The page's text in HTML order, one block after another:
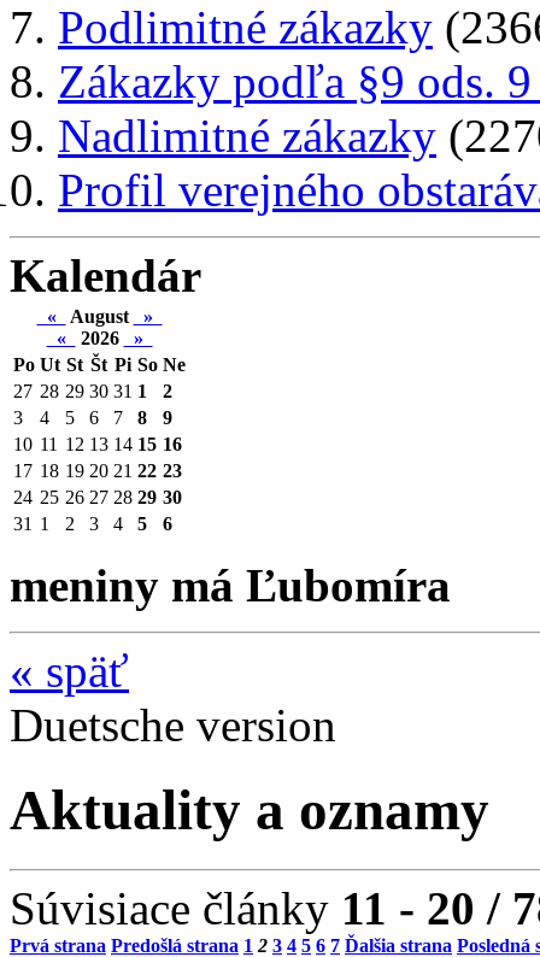
Podlimitné zákazky
Zákazky podľa §9 ods.
Nadlimitné zákazky
Profil verejného
Kalendár
« August
»
«
2026
»
Po Ut St Št Pi So Ne
27 28 29 30 31 1
2
3
4 5 6 7 8
9
10 11 12 13 14 15 16
17 18 19 20 21 22 23
24 25 26 27 28 29 30
31 1 2 3 4 5 6
meniny má Ľubomíra
« späť
Duetsche version
Aktuality a oznamy
Súvisiace články 11 - 20 /
Prvá strana Predošlá strana 1 2 3 4 5 6 7 Ďalšia strana Posledná